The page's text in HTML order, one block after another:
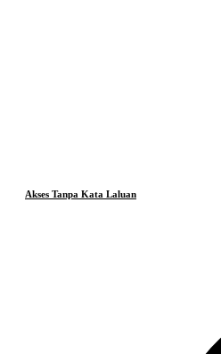
Akses Tanpa Kata Laluan